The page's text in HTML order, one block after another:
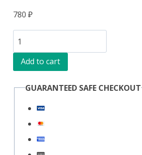
780 ₽
Стоп
Стресс
таблетки
Add to cart
GUARANTEED SAFE CHECKOUT